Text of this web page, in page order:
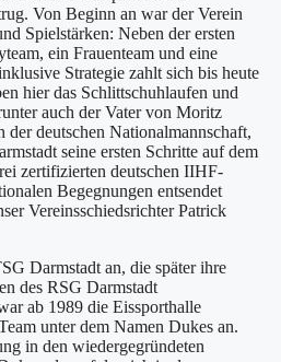
Von Beginn an war der Verein
Spielstärken: Neben der ersten
ein Frauenteam und eine
Strategie zahlt sich bis heute
hier das Schlittschuhlaufen und
auch der Vater von Moritz
deutschen Nationalmannschaft,
seine ersten Schritte auf dem
zertifizierten deutschen IIHF-
Begegnungen entsendet
Vereinsschiedsrichter Patrick
Darmstadt an, die später ihre
des RSG Darmstadt
ab 1989 die Eissporthalle
unter dem Namen Dukes an.
in den wiedergegründeten